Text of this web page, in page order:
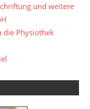
und weitere
Physiothek